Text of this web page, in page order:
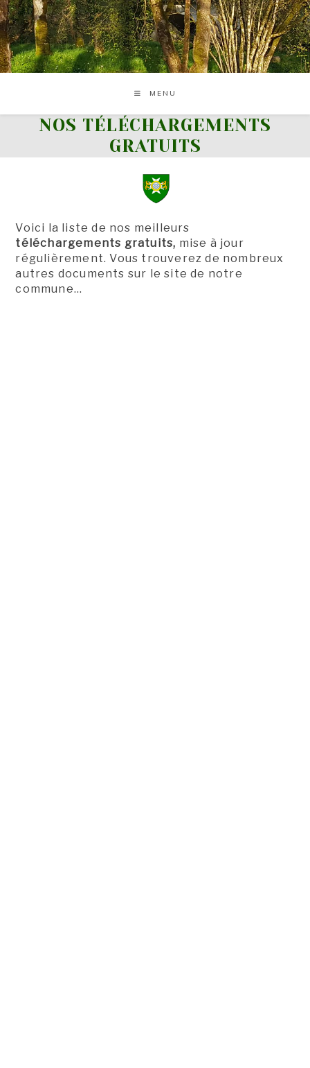
Skip
to
content
MENU
NOS TÉLÉCHARGEMENTS
GRATUITS
Voici la liste de nos meilleurs
téléchargements gratuits, mise à jour
régulièrement. Vous trouverez de nombreux
autres documents sur le site de notre
commune…